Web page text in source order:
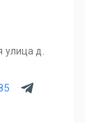
д.